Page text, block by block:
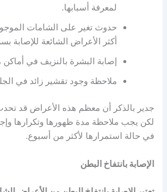
لمعرفة أسبابها.
حدوث تغير على الشامات
أكثر الأعراض الشائعة للإصابة
إصابة البشرة بالنزيف في أماكن
ملاحظة وجود تقشير زائد في
جدير بالذكر أن معظم هذه الأعراض قد
لكن يجب ملاحظة مدة ظهورها وتكرارها
في حالة استمرارها لأكثر من أسبوع.
الإصابة بانتفاخ البطن